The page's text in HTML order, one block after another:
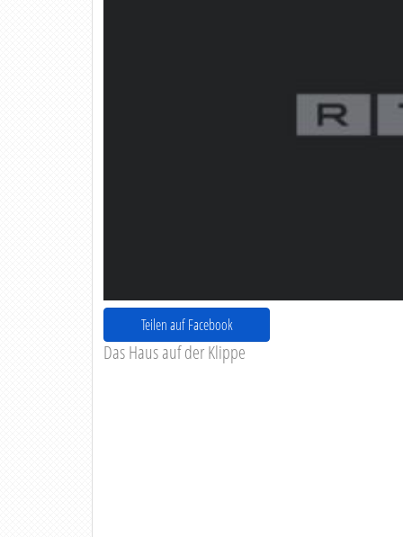
Teilen auf Facebook
Das Haus auf der Klippe